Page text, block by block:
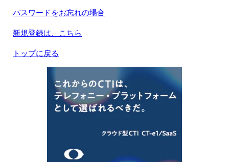
パスワードをお忘れの場合
新規登録は、こちら
トップに戻る